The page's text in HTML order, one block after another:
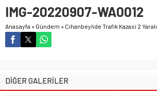
IMG-20220907-WA0012
Anasayfa » Gündem » Cihanbeylide Trafik Kazasi 2 Yaralı
DİĞER GALERİLER